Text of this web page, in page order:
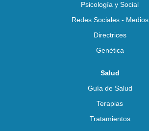
Psicología y Social
Redes Sociales - Medios
Directrices
Genética
Salud
Guía de Salud
Terapias
Tratamientos